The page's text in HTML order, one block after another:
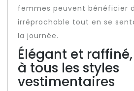
femmes peuvent bénéficier
irréprochable tout en se
la journée.
Élégant et
à tous les styles
vestimentaires